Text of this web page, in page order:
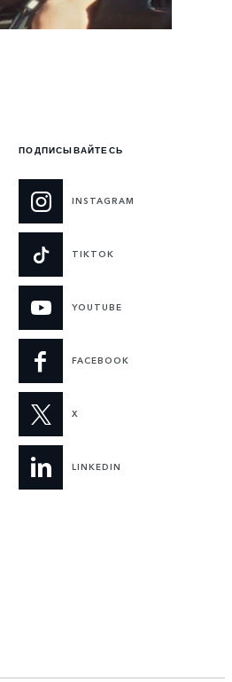
ПОДПИСЫВАЙТЕСЬ
INSTAGRAM
TIKTOK
YOUTUBE
FACEBOOK
X
LINKEDIN